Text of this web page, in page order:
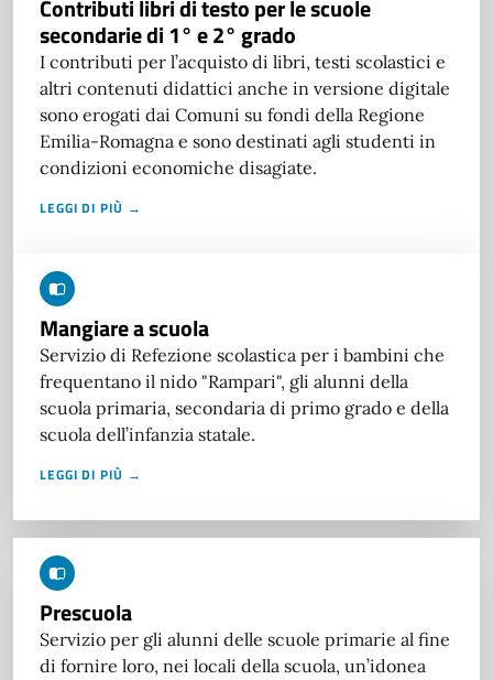
Contributi libri di testo per le scuole
secondarie di 1° e 2° grado
I contributi per l’acquisto di libri, testi scolastici e
altri contenuti didattici anche in versione digitale
sono erogati dai Comuni su fondi della Regione
Emilia-Romagna e sono destinati agli studenti in
condizioni economiche disagiate.
LEGGI DI PIÙ →
Mangiare a scuola
Servizio di Refezione scolastica per i bambini che
frequentano il nido "Rampari", gli alunni della
scuola primaria, secondaria di primo grado e della
scuola dell’infanzia statale.
LEGGI DI PIÙ →
Prescuola
Servizio per gli alunni delle scuole primarie al fine
di fornire loro, nei locali della scuola, un’idonea